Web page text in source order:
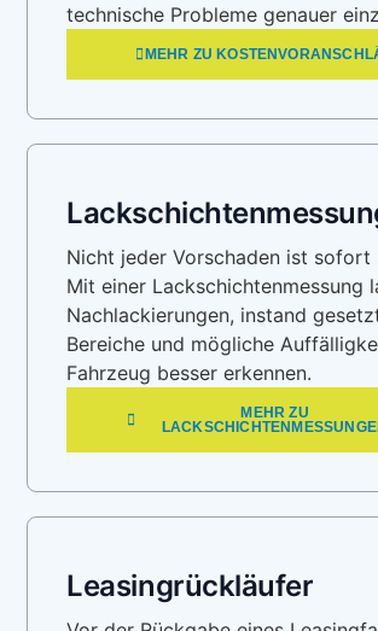
technische Probleme genauer
MEHR ZU
Nicht jeder Vorschaden ist sofort
Mit einer Lackschichtenmessung
Nachlackierungen, instand
Bereiche und mögliche
Fahrzeug besser erkennen.
MEHR ZU
Leasingrückläufer